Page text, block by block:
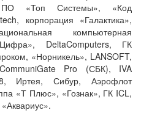
ПО «Топ Системы», «Код
корпорация «Галактика»,
компьютерная
DeltaComputers, ГК
«Норникель», LANSOFT,
Pro (СБК), IVA
Иртея, Сибур, Аэрофлот
«Т Плюс», «Гознак», ГК ICL,